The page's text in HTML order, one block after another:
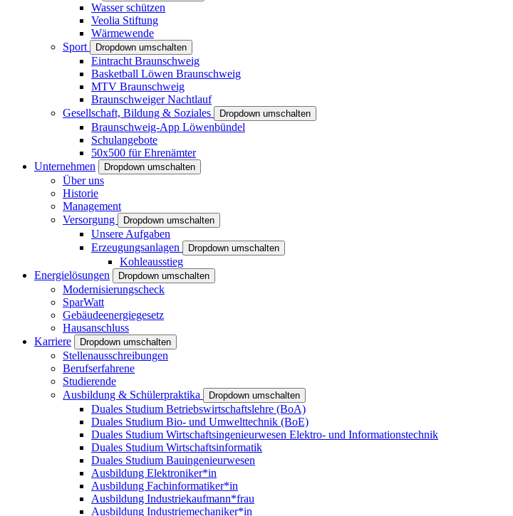
Wasser schützen
Veolia Stiftung
Wärmewende
Sport
Dropdown umschalten
Eintracht Braunschweig
Basketball Löwen Braunschweig
MTV Braunschweig
Braunschweiger Nachtlauf
Gesellschaft, Bildung & Soziales
Dropdown umschalten
Braunschweig-App Löwenbündel
Schulangebote
50x500 für Ehrenämter
Unternehmen
Dropdown umschalten
Über uns
Historie
Management
Versorgung
Dropdown umschalten
Unsere Aufgaben
Erzeugungsanlagen
Dropdown umschalten
Kohleausstieg
Energielösungen
Dropdown umschalten
Modernisierungscheck
SparWatt
Gebäudeenergiegesetz
Hausanschluss
Karriere
Dropdown umschalten
Stellenausschreibungen
Berufserfahrene
Studierende
Ausbildung & Schülerpraktika
Dropdown umschalten
Duales Studium Betriebswirtschaftslehre (BoA)
Duales Studium Bio- und Umwelttechnik (BoE)
Duales Studium Wirtschaftsingenieurwesen Elektro- und Informationstechnik
Duales Studium Wirtschaftsinformatik
Duales Studium Bauingenieurwesen
Ausbildung Elektroniker*in
Ausbildung Fachinformatiker*in
Ausbildung Industriekaufmann*frau
Ausbildung Industriemechaniker*in